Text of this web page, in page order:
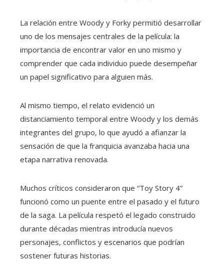
La relación entre Woody y Forky permitió desarrollar
uno de los mensajes centrales de la película: la
importancia de encontrar valor en uno mismo y
comprender que cada individuo puede desempeñar
un papel significativo para alguien más.
Al mismo tiempo, el relato evidenció un
distanciamiento temporal entre Woody y los demás
integrantes del grupo, lo que ayudó a afianzar la
sensación de que la franquicia avanzaba hacia una
etapa narrativa renovada.
Muchos críticos consideraron que “Toy Story 4”
funcionó como un puente entre el pasado y el futuro
de la saga. La película respetó el legado construido
durante décadas mientras introducía nuevos
personajes, conflictos y escenarios que podrían
sostener futuras historias.